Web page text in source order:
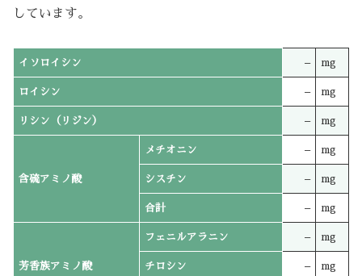
しています。
イソロイシン – mg
ロイシン – mg
リシン（リジン） – mg
含硫アミノ酸
メチオニン – mg
シスチン – mg
合計 – mg
芳香族アミノ酸
フェニルアラニン – mg
チロシン – mg